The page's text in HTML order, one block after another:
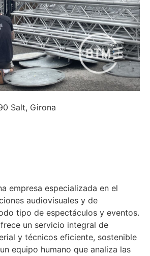
Salt, Girona
empresa especializada en el
audiovisuales y de
tipo de espectáculos y eventos.
un servicio integral de
y técnicos eficiente, sostenible
equipo humano que analiza las